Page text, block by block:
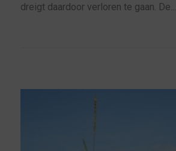
dreigt daardoor verloren te gaan. De...